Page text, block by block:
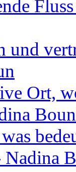
und
Ort,
Boun
Nadina